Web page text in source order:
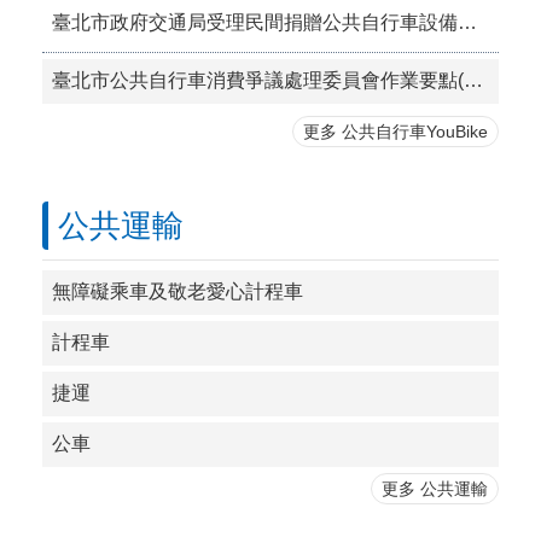
臺北市政府交通局受理民間捐贈公共自行車設備注意事項
臺北市公共自行車消費爭議處理委員會作業要點(PDF檔案)
更多 公共自行車YouBike
公共運輸
無障礙乘車及敬老愛心計程車
計程車
捷運
公車
更多 公共運輸